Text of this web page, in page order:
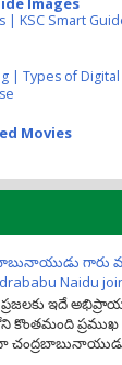
| KSC Smart
| Types of
Movies
గారు
Naidu
ఇదే
కొంతమంది